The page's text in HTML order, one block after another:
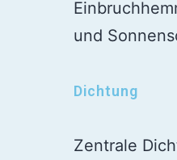
und
Dichtung
Zentrale